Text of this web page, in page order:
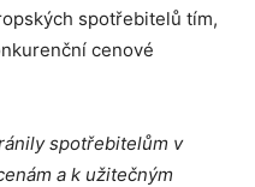
spotřebitelů tím,
cenové
spotřebitelům v
a k užitečným